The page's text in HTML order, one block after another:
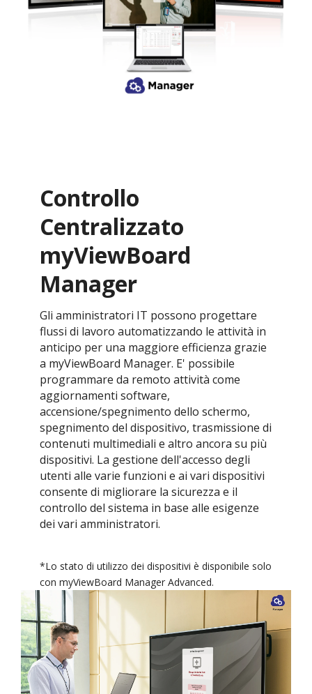
Controllo
Centralizzato
myViewBoard
Manager
Gli amministratori IT possono progettare
flussi di lavoro automatizzando le attività in
anticipo per una maggiore efficienza grazie
a myViewBoard Manager. E' possibile
programmare da remoto attività come
aggiornamenti software,
accensione/spegnimento dello schermo,
spegnimento del dispositivo, trasmissione di
contenuti multimediali e altro ancora su più
dispositivi. La gestione dell'accesso degli
utenti alle varie funzioni e ai vari dispositivi
consente di migliorare la sicurezza e il
controllo del sistema in base alle esigenze
dei vari amministratori.
*Lo stato di utilizzo dei dispositivi è disponibile solo
con myViewBoard Manager Advanced.